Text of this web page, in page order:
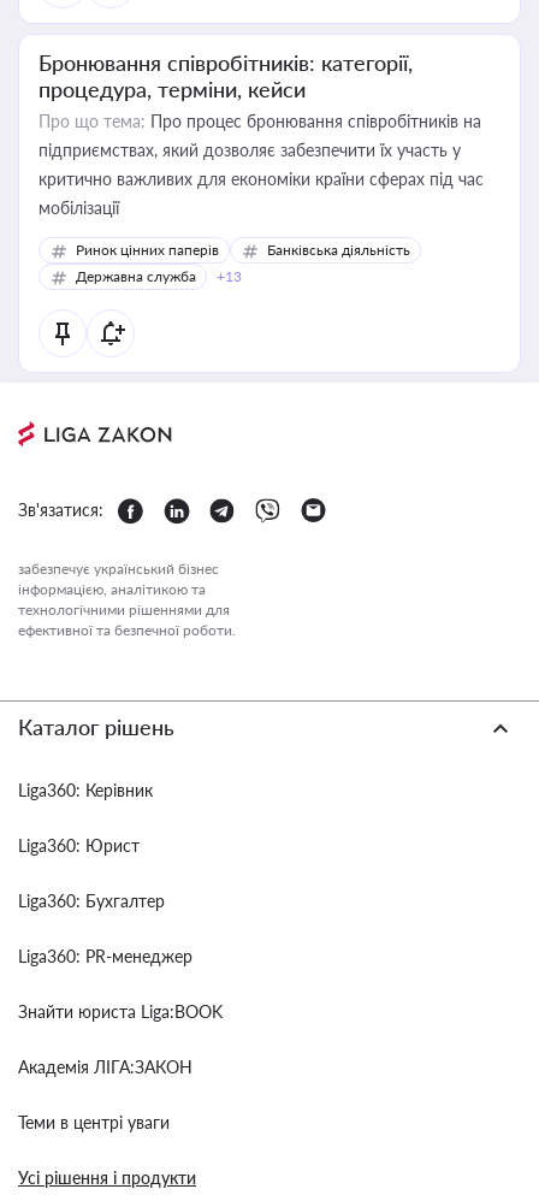
Бронювання співробітників: категорії,
процедура, терміни, кейси
Про що тема: Про процес бронювання співробітників на
підприємствах, який дозволяє забезпечити їх участь у
критично важливих для економіки країни сферах під час
мобілізації
Ринок цінних паперів
Банківська діяльність
Державна служба
+13
Зв'язатися:
забезпечує український бізнес
інформацією, аналітикою та
технологічними рішеннями для
ефективної та безпечної роботи.
Каталог рішень
Liga360: Керівник
Liga360: Юрист
Liga360: Бухгалтер
Liga360: PR-менеджер
Знайти юриста Liga:BOOK
Академія ЛІГА:ЗАКОН
Теми в центрі уваги
Усі рішення і продукти